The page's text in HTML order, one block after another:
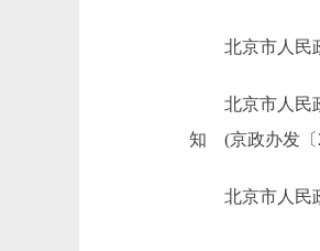
北京市人民政
北京市人民政
知 (京政办发〔
北京市人民政